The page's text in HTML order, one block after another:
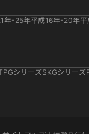
年-25年平成16年-20年平
シリーズSKGシリーズ